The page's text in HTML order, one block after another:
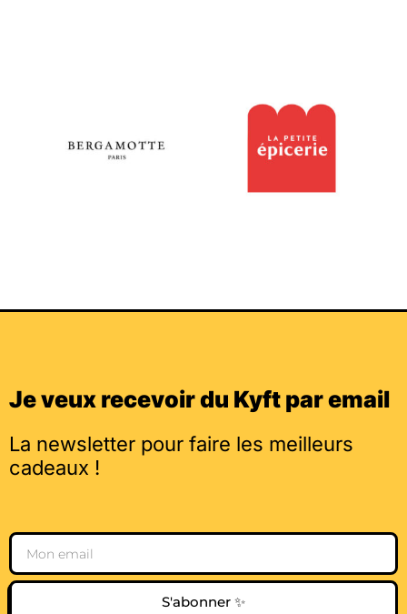
Je veux recevoir du Kyft par email
La newsletter pour faire les meilleurs
cadeaux !
Email
S'abonner ✨